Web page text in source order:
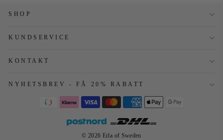
SHOP
KUNDSERVICE
KONTAKT
NYHETSBREV - FÅ 20% RABATT
© 2026 Erla of Sweden